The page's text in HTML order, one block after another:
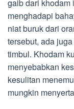
gaib dari khodam
menghadapi
niat buruk dari
tersebut, ada
timbul. Khodam
menyebabkan
kesulitan
mungkin